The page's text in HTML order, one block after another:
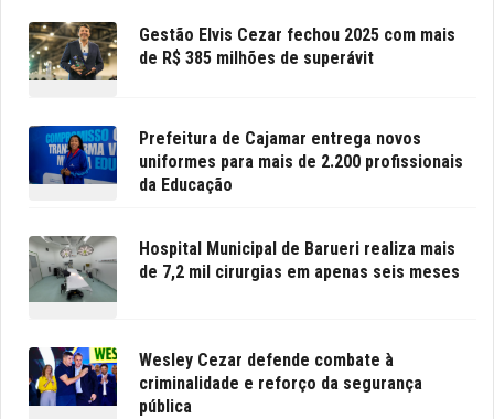
Gestão Elvis Cezar fechou 2025 com mais
de R$ 385 milhões de superávit
Prefeitura de Cajamar entrega novos
uniformes para mais de 2.200 profissionais
da Educação
Hospital Municipal de Barueri realiza mais
de 7,2 mil cirurgias em apenas seis meses
Wesley Cezar defende combate à
criminalidade e reforço da segurança
pública